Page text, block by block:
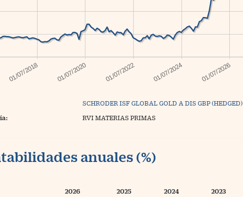
SCHRODER ISF GLOBAL GOLD A DIS GBP (HEDGED)
RVI MATERIAS PRIMAS
anuales (%)
2026 2025 2024 2023